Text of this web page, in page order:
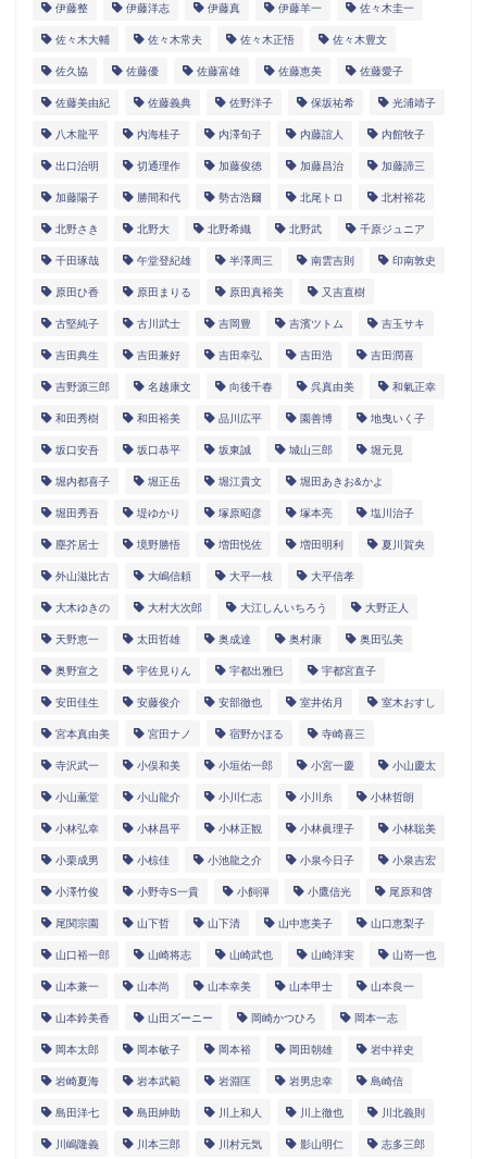
伊藤整 伊藤洋志 伊藤真 伊藤羊一 佐々木圭一
佐々木大輔 佐々木常夫 佐々木正悟 佐々木豊文
佐久協 佐藤優 佐藤富雄 佐藤恵美 佐藤愛子
佐藤美由紀 佐藤義典 佐野洋子 保坂祐希 光浦靖子
八木龍平 内海桂子 内澤旬子 内藤誼人 内館牧子
出口治明 切通理作 加藤俊徳 加藤昌治 加藤諦三
加藤陽子 勝間和代 勢古浩爾 北尾トロ 北村裕花
北野さき 北野大 北野希織 北野武 千原ジュニア
千田琢哉 午堂登紀雄 半澤周三 南雲吉則 印南敦史
原田ひ香 原田まりる 原田真裕美 又吉直樹
古堅純子 古川武士 吉岡豊 吉濱ツトム 吉玉サキ
吉田典生 吉田兼好 吉田幸弘 吉田浩 吉田潤喜
吉野源三郎 名越康文 向後千春 呉真由美 和氣正幸
和田秀樹 和田裕美 品川広平 園善博 地曳いく子
坂口安吾 坂口恭平 坂東誠 城山三郎 堀元見
堀内都喜子 堀正岳 堀江貴文 堀田あきお&かよ
堀田秀吾 堤ゆかり 塚原昭彦 塚本亮 塩川治子
塵芥居士 境野勝悟 増田悦佐 増田明利 夏川賀央
外山滋比古 大嶋信頼 大平一枝 大平信孝
大木ゆきの 大村大次郎 大江しんいちろう 大野正人
天野恵一 太田哲雄 奥成達 奥村康 奥田弘美
奥野宣之 宇佐見りん 宇都出雅巳 宇都宮直子
安田佳生 安藤俊介 安部徹也 室井佑月 室木おすし
宮本真由美 宮田ナノ 宿野かほる 寺崎喜三
寺沢武一 小俣和美 小垣佑一郎 小宮一慶 小山慶太
小山薫堂 小山龍介 小川仁志 小川糸 小林哲朗
小林弘幸 小林昌平 小林正観 小林眞理子 小林聡美
小栗成男 小椋佳 小池龍之介 小泉今日子 小泉吉宏
小澤竹俊 小野寺S一貴 小飼弾 小鷹信光 尾原和啓
尾関宗園 山下哲 山下清 山中恵美子 山口恵梨子
山口裕一郎 山崎将志 山崎武也 山崎洋実 山嵜一也
山本兼一 山本尚 山本幸美 山本甲士 山本良一
山本鈴美香 山田ズーニー 岡崎かつひろ 岡本一志
岡本太郎 岡本敏子 岡本裕 岡田朝雄 岩中祥史
岩崎夏海 岩本武範 岩淵匡 岩男忠幸 島崎信
島田洋七 島田紳助 川上和人 川上徹也 川北義則
川嶋隆義 川本三郎 川村元気 影山明仁 志多三郎